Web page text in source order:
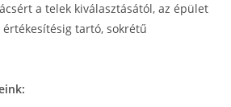
a telek kiválasztásától, az épület
tartó, sokrétű